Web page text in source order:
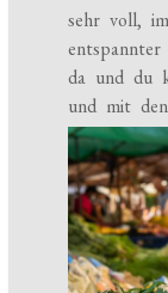
sehr voll,
da und du
und mit